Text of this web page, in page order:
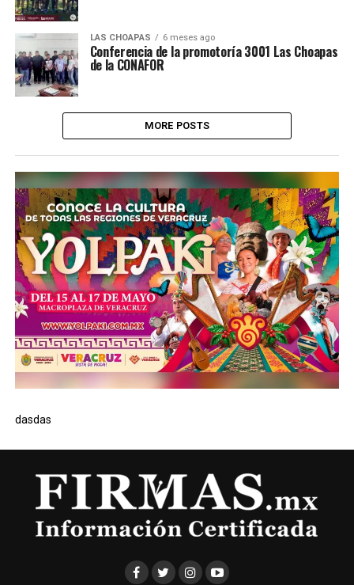
LAS CHOAPAS 6 meses ago
Conferencia de la promotoría 3001 Las Choapas
de la CONAFOR
MORE POSTS
dasdas